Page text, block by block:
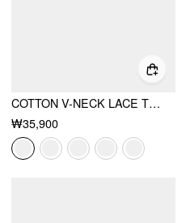
COTTON V-NECK LACE TRIM CAMI TOP
₩35,900